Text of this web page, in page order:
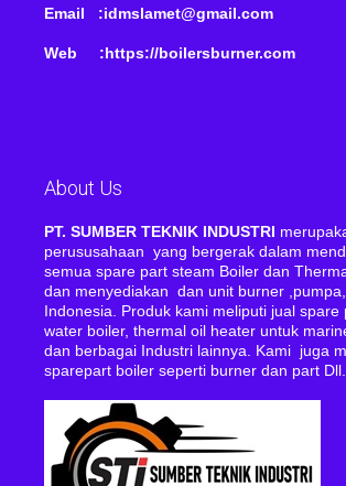
Email :idmslamet@gmail.com
Web :https://boilersburner.com
About Us
PT. SUMBER TEKNIK INDUSTRI
perususahaan yang bergerak dalam
semua spare part steam Boiler dan
dan menyediakan dan unit burner
Indonesia. Produk kami meliputi jual spare
water boiler, thermal oil heater untuk
dan berbagai Industri lainnya. Kami juga
sparepart boiler seperti burner dan part Dll.